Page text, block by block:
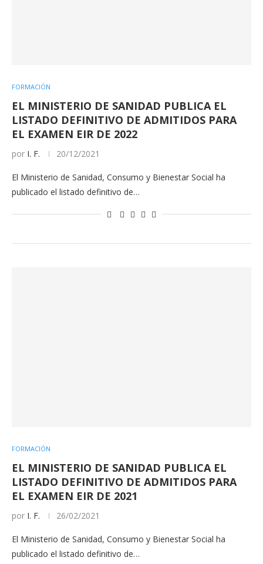
FORMACIÓN
EL MINISTERIO DE SANIDAD PUBLICA EL
LISTADO DEFINITIVO DE ADMITIDOS PARA
EL EXAMEN EIR DE 2022
por I. F. 20/12/2021
El Ministerio de Sanidad, Consumo y Bienestar Social ha
publicado el listado definitivo de…
FORMACIÓN
EL MINISTERIO DE SANIDAD PUBLICA EL
LISTADO DEFINITIVO DE ADMITIDOS PARA
EL EXAMEN EIR DE 2021
por I. F. 26/02/2021
El Ministerio de Sanidad, Consumo y Bienestar Social ha
publicado el listado definitivo de…